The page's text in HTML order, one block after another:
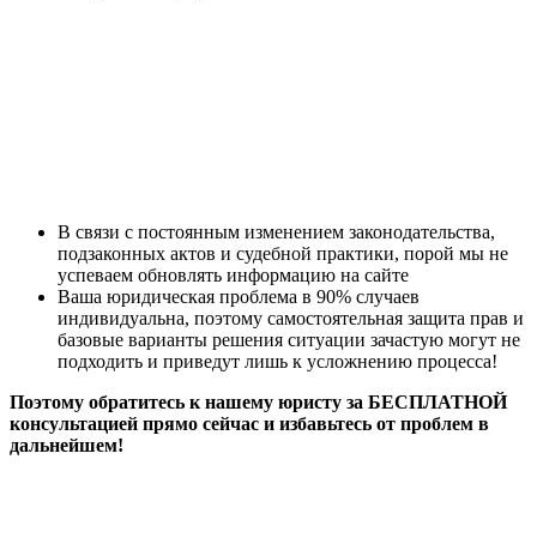
В связи с постоянным изменением законодательства,
подзаконных актов и судебной практики, порой мы не
успеваем обновлять информацию на сайте
Ваша юридическая проблема в 90% случаев
индивидуальна, поэтому самостоятельная защита прав и
базовые варианты решения ситуации зачастую могут не
подходить и приведут лишь к усложнению процесса!
Поэтому обратитесь к нашему юристу за БЕСПЛАТНОЙ
консультацией прямо сейчас и избавьтесь от проблем в
дальнейшем!